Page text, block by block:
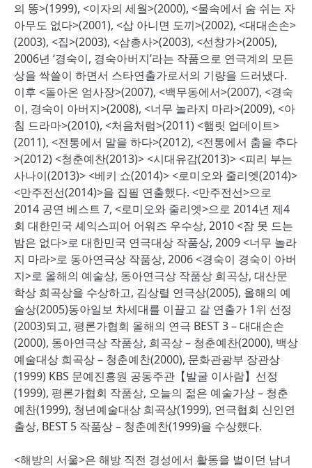
의 똥>(1999), <이자의 세월>(2000), <물속에서 숨 쉬는 자
아무도 없다>(2001), <삽 아니면 도끼>(2002), <대대손손>
(2003), <집>(2003), <삼총사>(2003), <선창가>(2005),
2006년 ‘경숙이, 경숙아버지’라는 작품으로 연극계의 모든
상을 싹쓸이 하면서 스타연출가로서의 기량을 드러냈다.
이후 <돌아온 엄사장>(2007), <백무동에서>(2007), <경숙
이, 경숙이 아버지>(2008), <너무 놀라지 마라>(2009), <아
침 드라마>(2010), <처음처럼>(2011) <햄릿 업데이트>
(2011), <전통에서 말을 하다>(2012), <전통에서 춤을 추다
>(2012) <청춘예찬(2013)> <시대유감(2013)> <피리 부는
사나이(2013)> <베키 쇼(2014)> <로미오와 줄리엣(2014)>
<만주전선(2014)>을 집필 연출했다. <만주전선>으로
2014 공연 베스트 7, <로미오와 줄리엣>으로 2014년 제4
회 대한민국 셰익스피어 어워즈 우수상, 2010 <잠 못 드는
밤은 없다>로 대한민국 연극대상 작품상, 2009 <너무 놀라
지 마라>로 동아연극상 작품상, 2006 <경숙이 경숙이 아버
지>로 올해의 예술상, 동아연극상 작품상 희곡상, 대산문
학상 희곡상을 수상하고, 김상렬 연극상(2005), 올해의 예
술상(2005)동아일보 차세대를 이끌고 갈 연출가 1위 선정
(2003)되고, 평론가협회 올해의 연극 BEST 3 – 대대손손
(2000), 동아연극상 작품상, 희곡상 – 청춘예찬(2000), 백상
예술대상 희곡상 – 청춘예찬(2000), 문화관광부 장관상
(1999) KBS 문예진흥원 공동주관【발굴 이사람】선정
(1999), 평론가협회 작품상, 오늘의 젊은 예술가상 – 청춘
예찬(1999), 청년예술대상 희곡상(1999), 연극협회 신인연
출상, BEST 5 작품상 – 청춘예찬(1999)을 수상했다.
<해방의 서울>은 해방 직전 경성에서 활동을 벌이던 남녀